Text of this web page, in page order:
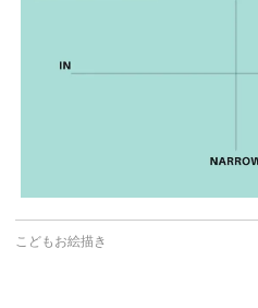
こどもお絵描き